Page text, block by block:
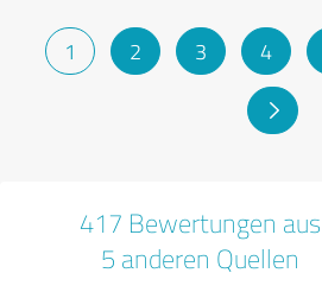
1 2 3 4
417 Bewertungen aus
5 anderen Quellen